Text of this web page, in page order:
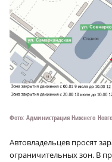
Фото: Администрация Нижнего
Автовладельцев просят
ограничительных зон. В